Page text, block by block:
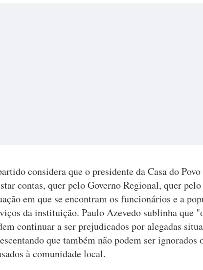
considera que o presidente da Casa do
contas, quer pelo Governo Regional, quer
em que se encontram os funcionários e a
da instituição. Paulo Azevedo sublinha que
continuar a ser prejudicados por alegadas
que também não podem ser ignorados
à comunidade local.